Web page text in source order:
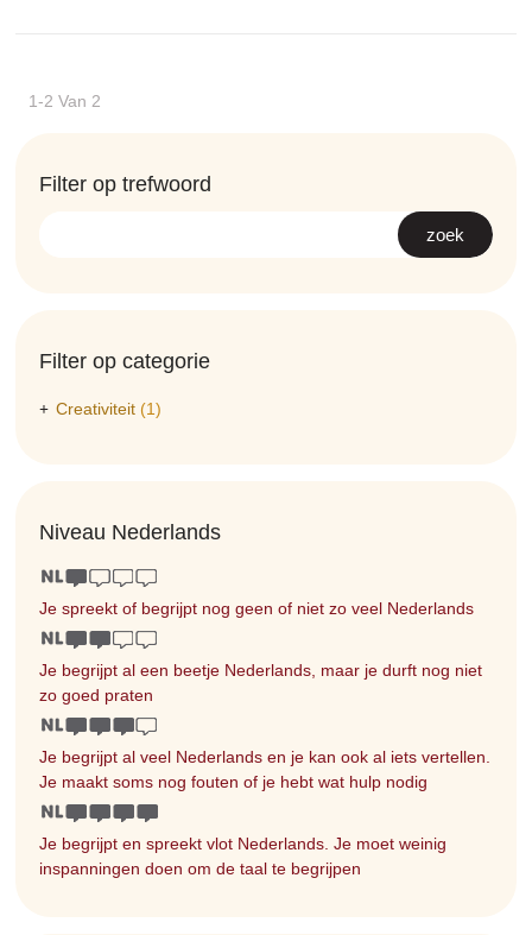
1-2 Van 2
Filter op trefwoord
Filter op categorie
Creativiteit (1)
Niveau Nederlands
Je spreekt of begrijpt nog geen of niet zo veel Nederlands
Je begrijpt al een beetje Nederlands, maar je durft nog niet
zo goed praten
Je begrijpt al veel Nederlands en je kan ook al iets vertellen.
Je maakt soms nog fouten of je hebt wat hulp nodig
Je begrijpt en spreekt vlot Nederlands. Je moet weinig
inspanningen doen om de taal te begrijpen